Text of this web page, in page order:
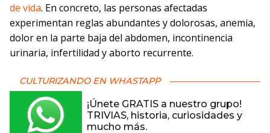
de vida. En concreto, las personas afectadas
experimentan reglas abundantes y dolorosas, anemia,
dolor en la parte baja del abdomen, incontinencia
urinaria, infertilidad y aborto recurrente.
CULTURIZANDO EN WHASTAPP
¡Únete GRATIS a nuestro grupo!
TRIVIAS, historia, curiosidades y
mucho más.